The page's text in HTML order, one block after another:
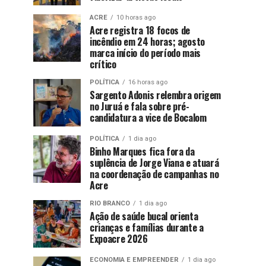
ACRE 10 horas ago
Acre registra 18 focos de
incêndio em 24 horas; agosto
marca início do período mais
crítico
POLÍTICA 16 horas ago
Sargento Adonis relembra origem
no Juruá e fala sobre pré-
candidatura a vice de Bocalom
POLÍTICA 1 dia ago
Binho Marques fica fora da
suplência de Jorge Viana e atuará
na coordenação de campanhas no
Acre
RIO BRANCO 1 dia ago
Ação de saúde bucal orienta
crianças e famílias durante a
Expoacre 2026
ECONOMIA E EMPREENDER 1 dia ago